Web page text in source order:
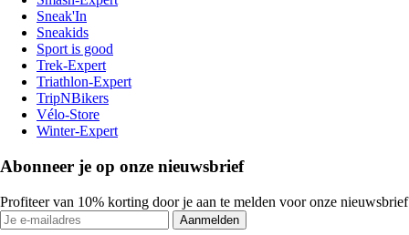
Sneak'In
Sneakids
Sport is good
Trek-Expert
Triathlon-Expert
TripNBikers
Vélo-Store
Winter-Expert
Abonneer je op onze nieuwsbrief
Profiteer van 10% korting door je aan te melden voor onze nieuwsbrief
Aanmelden